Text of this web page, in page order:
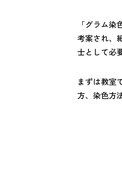
「グラム
考案され、
士として必
まずは教室
方、染色方